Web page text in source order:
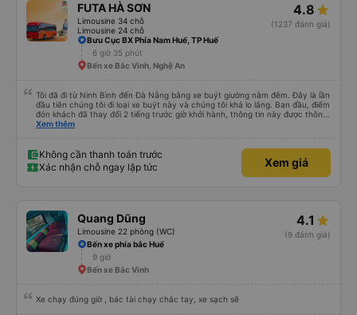
FUTA HÀ SƠN
Limousine 34 chỗ
Limousine 24 chỗ
4.8
(1237 đánh giá)
Bưu Cục BX Phía Nam Huế, TP Huế
6 giờ 35 phút
Bến xe Bắc Vinh, Nghệ An
Tôi đã đi từ Ninh Bình đến Đà Nẵng bằng xe buýt giường nằm đêm. Đây là lần
đầu tiên chúng tôi đi loại xe buýt này và chúng tôi khá lo lắng. Ban đầu, điểm
đón khách đã thay đổi 2 tiếng trước giờ khởi hành, thông tin này được thông
báo qua email. Chúng tôi đến đúng địa điểm lúc 9 giờ nhưng xe buýt không
phút. Khi xe buýt đến, tài xế đã đến tận nơi giúp đỡ chúng tôi và nhân viên
chăm sóc khách hàng cũng đã xác nhận qua email. Xe buýt sạch sẽ và
giường ngủ thoải mái. Tài xế rất tốt bụng và chu đáo vì biết chúng tôi là
Xem thêm
Không cần thanh toán trước
Xác nhận chỗ ngay lập tức
Xem giá
Quang Dũng
Limousine 22 phòng (WC)
4.1
(9 đánh giá)
Bến xe phía bắc Huế
9 giờ
Bến xe Bắc Vinh
Xe chạy đúng giờ , bác tài chạy chắc tay, xe sạch sẽ